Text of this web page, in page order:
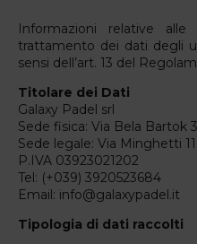
Informazioni relative
trattamento dei dati degli
sensi dell’art. 13 del
Titolare dei Dati
Galaxy Padel srl
Sede fisica: Via Bela Bartok
Sede legale: Via Minghetti
P.IVA 03923021202
Tel: (+039) 3920523684
Email: info@galaxypadel.it
Tipologia di dati raccolti